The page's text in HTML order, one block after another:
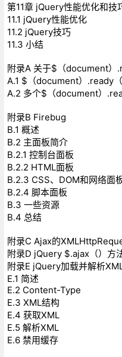
第11章 jQuery性能优化和技
11.1 jQuery性能优化
11.2 jQuery技巧
11.3 小结
附录A 关于$（document）
A.1 $（document）.ready
A.2 多个$（document）
附录B Firebug
B.1 概述
B.2 主面板简介
B.2.1 控制台面板
B.2.2 HTML面板
B.2.3 CSS、DOM和网络面
B.2.4 脚本面板
B.3 一些资源
B.4 总结
附录C Ajax的
附录D jQuery $.ajax（）方
附录E jQuery加载并解析
E.1 简述
E.2 Content-Type
E.3 XML结构
E.4 获取XML
E.5 解析XML
E.6 禁用缓存